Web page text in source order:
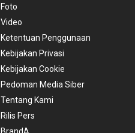
Foto
Video
Ketentuan Penggunaan
Kebijakan Privasi
Kebijakan Cookie
Pedoman Media Siber
Tentang Kami
Rilis Pers